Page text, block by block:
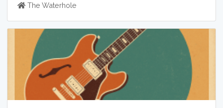
The Waterhole